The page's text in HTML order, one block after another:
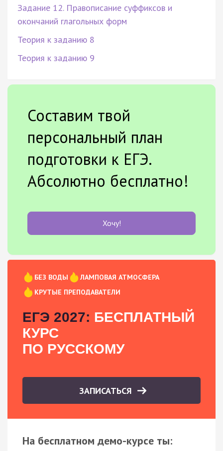
Задание 12. Правописание суффиксов и
окончаний глагольных форм
Теория к заданию 8
Теория к заданию 9
Составим твой
персональный план
подготовки к ЕГЭ.
Абсолютно бесплатно!
Хочу!
БЕЗ ВОДЫ
ЛАМПОВАЯ АТМОСФЕРА
КРУТЫЕ ПРЕПОДАВАТЕЛИ
ЕГЭ 2027: БЕСПЛАТНЫЙ
КУРС
ПО РУССКОМУ
ЗАПИСАТЬСЯ
На бесплатном демо-курсе ты: